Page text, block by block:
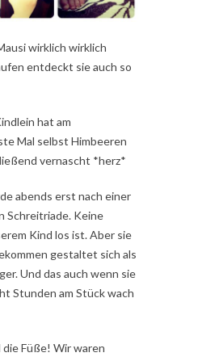
wirklich wirklich
entdeckt sie auch so
hat am
Mal selbst Himbeeren
vernascht *herz*
abends erst nach einer
Schreitriade. Keine
Kind los ist. Aber sie
gestaltet sich als
Und das auch wenn sie
Stunden am Stück wach
die Füße! Wir waren